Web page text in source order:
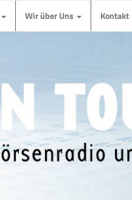
Wir über Uns Kontakt